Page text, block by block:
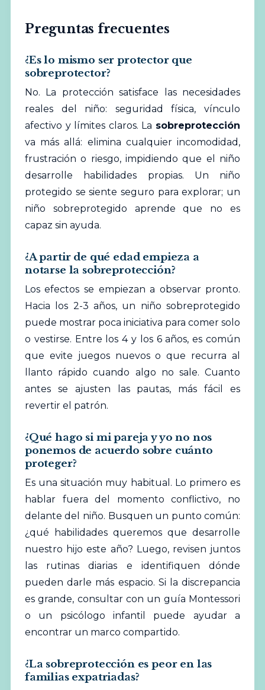
Preguntas frecuentes
¿Es lo mismo ser protector que
sobreprotector?
No. La protección satisface las necesidades
reales del niño: seguridad física, vínculo
afectivo y límites claros. La sobreprotección
va más allá: elimina cualquier incomodidad,
frustración o riesgo, impidiendo que el niño
desarrolle habilidades propias. Un niño
protegido se siente seguro para explorar; un
niño sobreprotegido aprende que no es
capaz sin ayuda.
¿A partir de qué edad empieza a
notarse la sobreprotección?
Los efectos se empiezan a observar pronto.
Hacia los 2-3 años, un niño sobreprotegido
puede mostrar poca iniciativa para comer solo
o vestirse. Entre los 4 y los 6 años, es común
que evite juegos nuevos o que recurra al
llanto rápido cuando algo no sale. Cuanto
antes se ajusten las pautas, más fácil es
revertir el patrón.
¿Qué hago si mi pareja y yo no nos
ponemos de acuerdo sobre cuánto
proteger?
Es una situación muy habitual. Lo primero es
hablar fuera del momento conflictivo, no
delante del niño. Busquen un punto común:
¿qué habilidades queremos que desarrolle
nuestro hijo este año? Luego, revisen juntos
las rutinas diarias e identifiquen dónde
pueden darle más espacio. Si la discrepancia
es grande, consultar con un guía Montessori
o un psicólogo infantil puede ayudara
encontrar un marco compartido.
¿La sobreprotección es peor en las
familias expatriadas?